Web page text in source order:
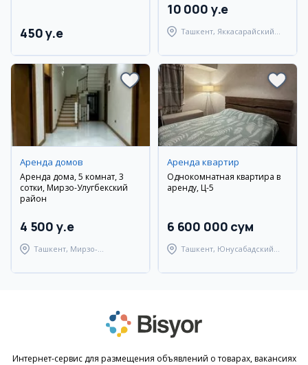
450 y.e
10 000 y.e
Ташкент, Яккасарайский
Аренда домов
Аренда дома, 5 комнат, 3
сотки, Мирзо-Улугбекский
район
4 500 y.e
Ташкент, Мирзо-
Аренда квартир
Однокомнатная квартира в
аренду, Ц-5
6 600 000 сум
Ташкент, Юнусабадский
Интернет-сервис для размещения объявлений о товарах, вакансиях